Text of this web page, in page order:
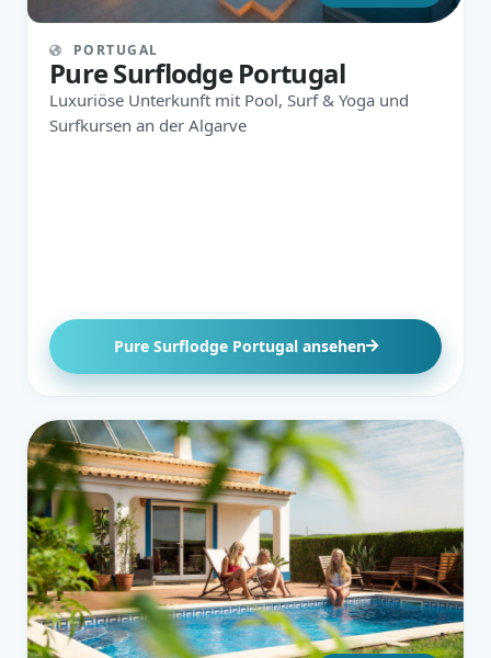
PORTUGAL
Pure Surflodge Portugal
Luxuriöse Unterkunft mit Pool, Surf & Yoga und
Surfkursen an der Algarve
Pure Surflodge Portugal ansehen